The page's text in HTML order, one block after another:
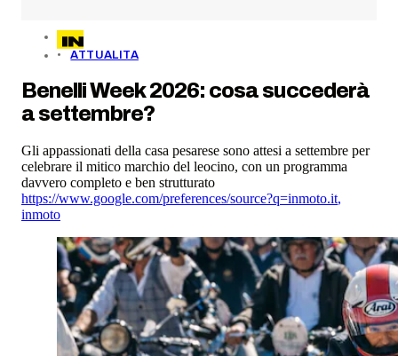
ATTUALITA
Benelli Week 2026: cosa succederà
a settembre?
Gli appassionati della casa pesarese sono attesi a settembre per
celebrare il mitico marchio del leocino, con un programma
davvero completo e ben strutturato
https://www.google.com/preferences/source?q=inmoto.it,
inmoto